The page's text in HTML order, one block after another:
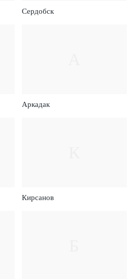
Сердобск
Аркадак
Кирсанов